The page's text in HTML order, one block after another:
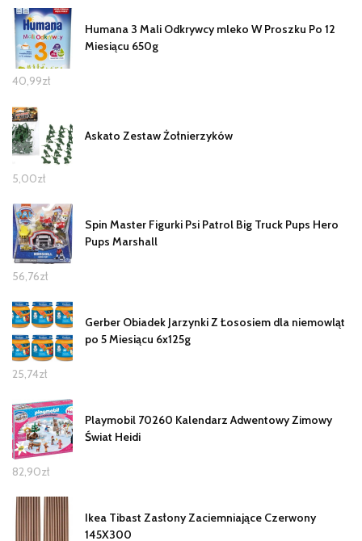
Humana 3 Mali Odkrywcy mleko W Proszku Po 12
Miesiącu 650g
40,99zł
Askato Zestaw Żołnierzyków
5,00zł
Spin Master Figurki Psi Patrol Big Truck Pups Hero
Pups Marshall
56,76zł
Gerber Obiadek Jarzynki Z Łososiem dla niemowląt
po 5 Miesiącu 6x125g
25,74zł
Playmobil 70260 Kalendarz Adwentowy Zimowy
Świat Heidi
82,90zł
Ikea Tibast Zasłony Zaciemniające Czerwony
145X300